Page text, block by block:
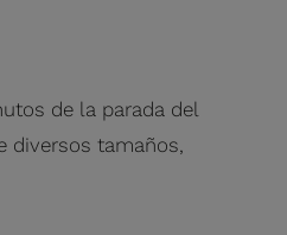
de la parada del
diversos tamaños,